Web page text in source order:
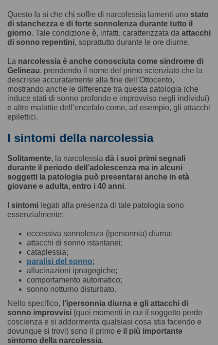
Questo fa sì che chi soffre di narcolessia lamenti uno stato
di stanchezza e di forte sonnolenza durante tutto il
giorno. Tale condizione è, infatti, caratterizzata da attacchi
di sonno repentini, soprattutto durante le ore diurne.
La narcolessia è anche conosciuta come sindrome di
Gelineau, prendendo il nome del primo scienziato che la
descrisse accuratamente alla fine dell’Ottocento,
mostrando anche le differenze tra questa patologia (che
induce stati di sonno profondo e improvviso negli individui)
e altre malattie dell’encefalo come, ad esempio, gli attacchi
epilettici.
I sintomi della narcolessia
Solitamente, la narcolessia dà i suoi primi segnali
durante il periodo dell’adolescenza ma in alcuni
soggetti la patologia può presentarsi anche in età
giovane e adulta, entro i 40 anni.
sintomi legati alla presenza di tale patologia sono
essenzialmente:
eccessiva sonnolenza (ipersonnia) diurna;
attacchi di sonno istantanei;
cataplessia;
paralisi del sonno;
allucinazioni ipnagogiche;
comportamento automatico;
sonno notturno disturbato.
Nello specifico, l’ipersonnia diurna e gli attacchi di
sonno improvvisi (quei momenti in cui il soggetto perde
coscienza e si addormenta qualsiasi cosa stia facendo e
dovunque si trovi) sono il primo e il più importante
sintomo della narcolessia.